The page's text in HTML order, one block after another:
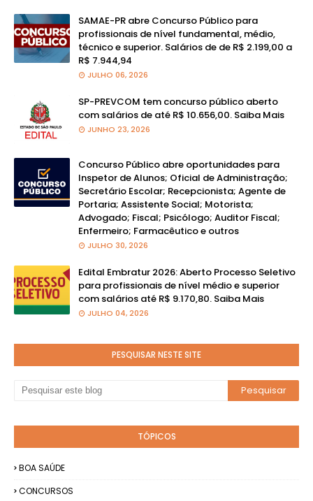
SAMAE-PR abre Concurso Público para
profissionais de nível fundamental, médio,
técnico e superior. Salários de de R$ 2.199,00 a
R$ 7.944,94
JULHO 06, 2026
SP-PREVCOM tem concurso público aberto
com salários de até R$ 10.656,00. Saiba Mais
JUNHO 23, 2026
Concurso Público abre oportunidades para
Inspetor de Alunos; Oficial de Administração;
Secretário Escolar; Recepcionista; Agente de
Portaria; Assistente Social; Motorista;
Advogado; Fiscal; Psicólogo; Auditor Fiscal;
Enfermeiro; Farmacêutico e outros
JULHO 30, 2026
Edital Embratur 2026: Aberto Processo Seletivo
para profissionais de nível médio e superior
com salários até R$ 9.170,80. Saiba Mais
JULHO 04, 2026
PESQUISAR NESTE SITE
TÓPICOS
BOA SAÚDE
CONCURSOS